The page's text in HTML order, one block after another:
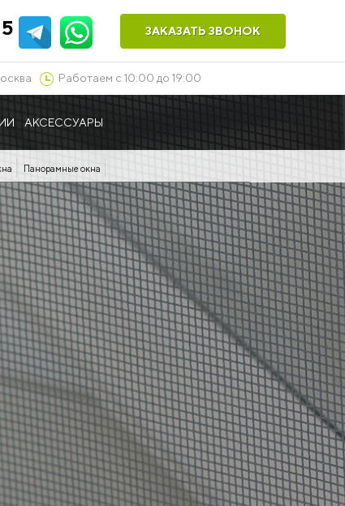
ЗАКАЗАТЬ ЗВОНОК
Работаем с 10:00 до 19:00
АКСЕССУАРЫ
Панорамные окна